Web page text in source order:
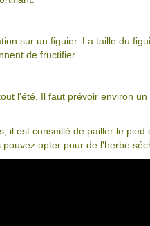
sur un figuier. La taille du
de fructifier.
l'été. Il faut prévoir environ
il est conseillé de pailler le pied
opter pour de l'herbe